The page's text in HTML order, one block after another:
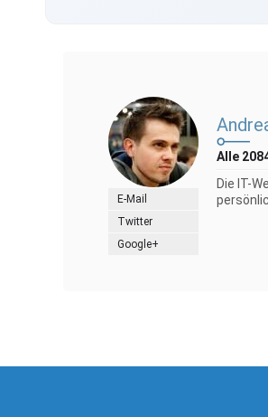
E-Mail
Twitter
Google+
Alle
Die IT-